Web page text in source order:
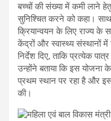
बच्चों की संख्या में कमी लाने
सुनिश्चित करने को कहा। साथ
क्रियान्वयन के लिए राज्य के
केंद्रों और स्वास्थ्य संस्थानों
निर्देश दिए, ताकि प्रत्येक
उन्होंने बताया कि इस
प्रथम स्थान पर रहा है और
की।